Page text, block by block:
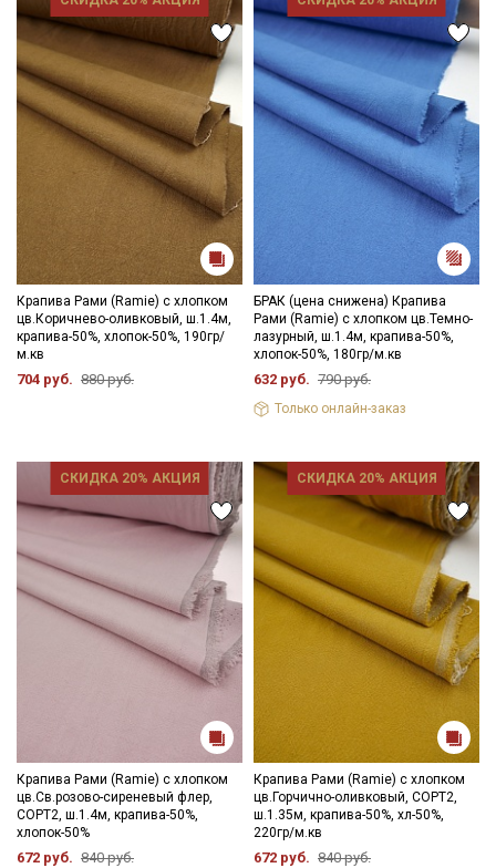
Крапива Рами (Ramie) с хлопком
цв.Коричнево-оливковый, ш.1.4м,
крапива-50%, хлопок-50%, 190гр/
м.кв
704 руб. 880 руб.
БРАК (цена снижена) Крапива
Рами (Ramie) с хлопком цв.Темно-
лазурный, ш.1.4м, крапива-50%,
хлопок-50%, 180гр/м.кв
632 руб. 790 руб.
Только онлайн-заказ
СКИДКА 20% АКЦИЯ
Крапива Рами (Ramie) с хлопком
цв.Св.розово-сиреневый флер,
СОРТ2, ш.1.4м, крапива-50%,
хлопок-50%
672 руб. 840 руб.
СКИДКА 20% АКЦИЯ
Крапива Рами (Ramie) с хлопком
цв.Горчично-оливковый, СОРТ2,
ш.1.35м, крапива-50%, хл-50%,
220гр/м.кв
672 руб. 840 руб.